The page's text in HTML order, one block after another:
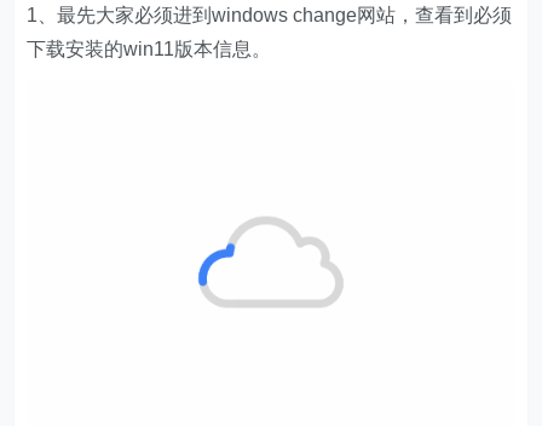
1、最先大家必须进到windows change网站，查看到必须
下载安装的win11版本信息。